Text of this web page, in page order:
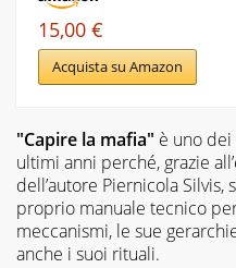
15,00 €
Acquista su Amazon
"Capire la mafia" è uno
ultimi anni perché, grazie
dell’autore Piernicola
proprio manuale tecnico
meccanismi, le sue
anche i suoi rituali.